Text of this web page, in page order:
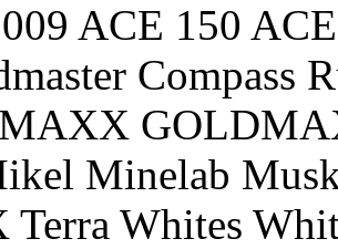
ACE 150
Compass
Minelab
Terra Whites